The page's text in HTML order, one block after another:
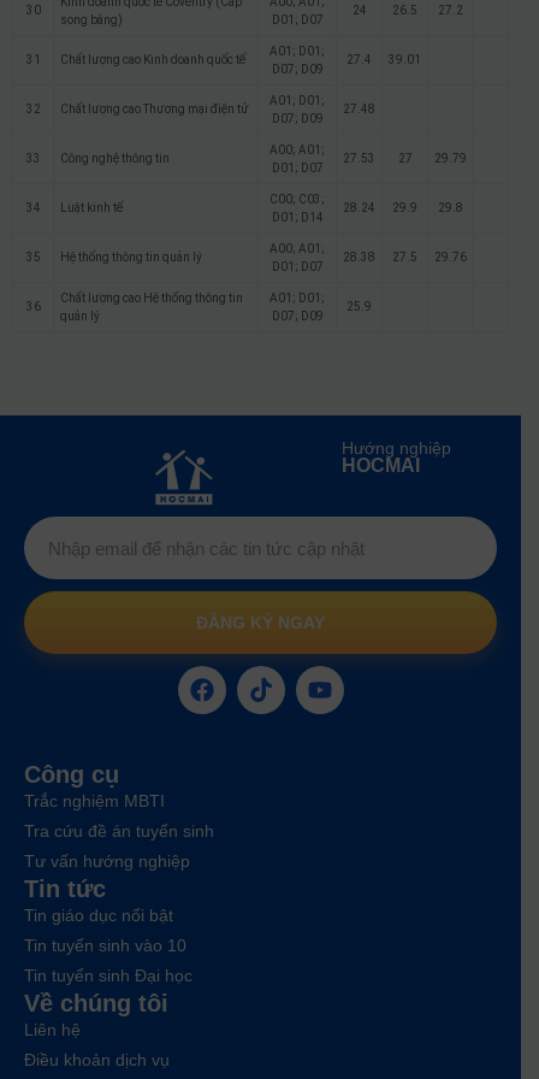
30
song bằng)
D01; D07
24 26.5 27.2
31 Chất lượng cao Kinh doanh quốc tế
A01; D01;
D07; D09
27.4 39.01
32 Chất lượng cao Thương mại điện tử
A01; D01;
D07; D09
27.48
33 Công nghệ thông tin
A00; A01;
D01; D07
27.53 27 29.79
34 Luật kinh tế
C00; C03;
D01; D14
28.24 29.9 29.8
35 Hệ thống thông tin quản lý
A00; A01;
D01; D07
28.38 27.5 29.76
36
Chất lượng cao Hệ thống thông tin
quản lý
A01; D01;
D07; D09
25.9
Hướng nghiệp
HOCMAI
ĐĂNG KÝ NGAY
Công cụ
Trắc nghiệm MBTI
Tra cứu đề án tuyển sinh
Tư vấn hướng nghiệp
Tin tức
Tin giáo dục nổi bật
Tin tuyển sinh vào 10
Tin tuyển sinh Đại học
Về chúng tôi
Liên hệ
Điều khoản dịch vụ